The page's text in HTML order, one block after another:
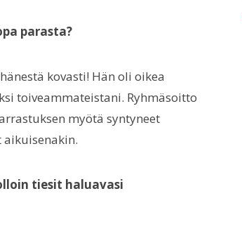
parasta?
kovasti! Hän oli oikea
toiveammateistani. Ryhmäsoitto
myötä syntyneet
tiesit haluavasi